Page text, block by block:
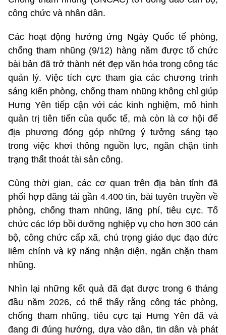
công chức và nhân dân.
Các hoạt động hưởng ứng Ngày Quốc tế phòng,
chống tham nhũng (9/12) hàng năm được tổ chức
bài bản đã trở thành nét đẹp văn hóa trong công tác
quản lý. Việc tích cực tham gia các chương trình
sáng kiến phòng, chống tham nhũng không chỉ giúp
Hưng Yên tiếp cận với các kinh nghiệm, mô hình
quản trị tiên tiến của quốc tế, mà còn là cơ hội để
địa phương đóng góp những ý tưởng sáng tạo
trong việc khơi thông nguồn lực, ngăn chặn tình
trạng thất thoát tài sản công.
Cùng thời gian, các cơ quan trên địa bàn tỉnh đã
phối hợp đăng tải gần 4.400 tin, bài tuyên truyền về
phòng, chống tham nhũng, lãng phí, tiêu cực. Tổ
chức các lớp bồi dưỡng nghiệp vụ cho hơn 300 cán
bộ, công chức cấp xã, chú trọng giáo dục đạo đức
liêm chính và kỹ năng nhận diện, ngăn chặn tham
nhũng.
Nhìn lại những kết quả đã đạt được trong 6 tháng
đầu năm 2026, có thể thấy rằng công tác phòng,
chống tham nhũng, tiêu cực tại Hưng Yên đã và
đang đi đúng hướng, dựa vào dân, tin dân và phát